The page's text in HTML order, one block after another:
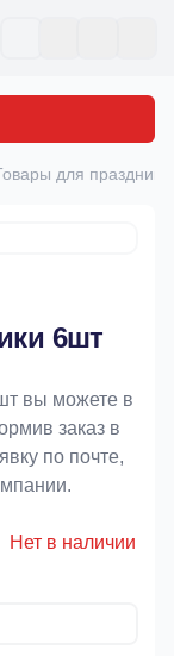
для праздника
6шт
вы можете в
заказ в
по почте,
Нет в наличии